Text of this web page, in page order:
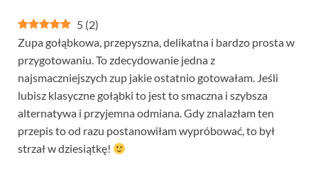
5 (2)
Zupa gołąbkowa, przepyszna, delikatna i bardzo prosta w
przygotowaniu. To zdecydowanie jedna z
najsmaczniejszych zup jakie ostatnio gotowałam. Jeśli
lubisz klasyczne gołąbki to jest to smaczna i szybsza
alternatywa i przyjemna odmiana. Gdy znalazłam ten
przepis to od razu postanowiłam wypróbować, to był
strzał w dziesiątkę!